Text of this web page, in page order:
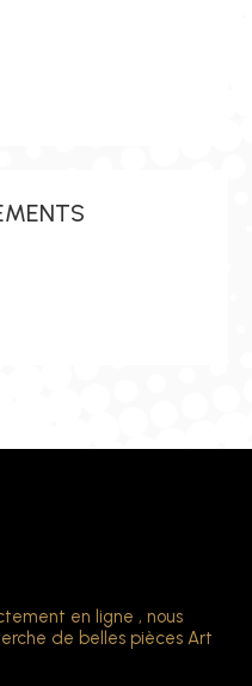
en ligne , nous
de belles pièces Art